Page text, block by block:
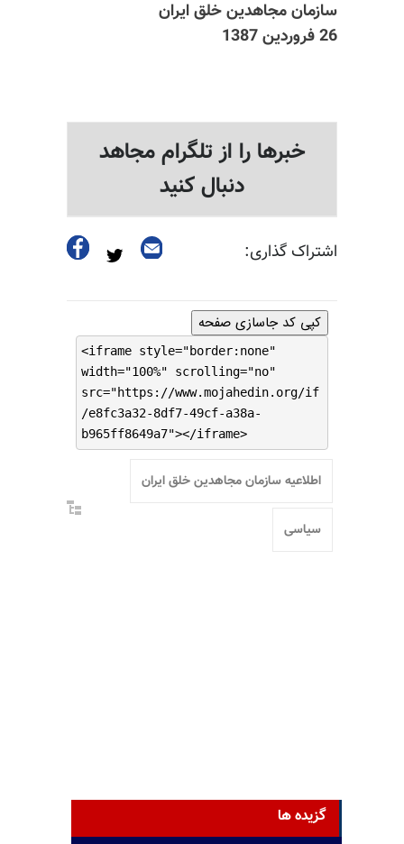
سازمان مجاهدین خلق ایران
26 فروردین 1387
خبرها را از تلگرام مجاهد
دنبال کنید
اشتراک گذاری:
کپی کد جاسازی صفحه
<iframe style="border:none"
width="100%" scrolling="no"
src="https://www.mojahedin.org/if
/e8fc3a32-8df7-49cf-a38a-
b965ff8649a7"></iframe>
اطلاعیه سازمان مجاهدین خلق ایران
سیاسی
گزیده ها